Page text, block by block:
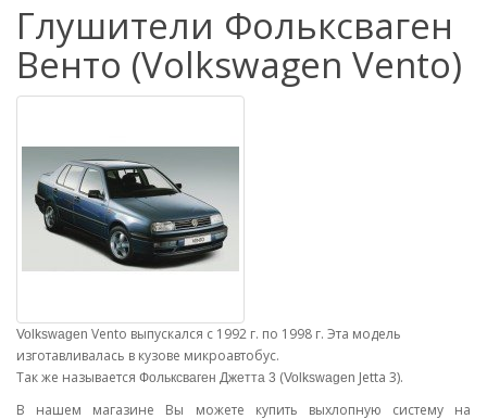
Глушители Фольксваген
Венто (Volkswagen Vento)
Volkswagen Vento выпускался с 1992 г. по 1998 г. Эта модель
изготавливалась в кузове микроавтобус.
Так же называется Фольксваген Джетта 3 (Volkswagen Jetta 3).
В нашем магазине Вы можете купить выхлопную систему на